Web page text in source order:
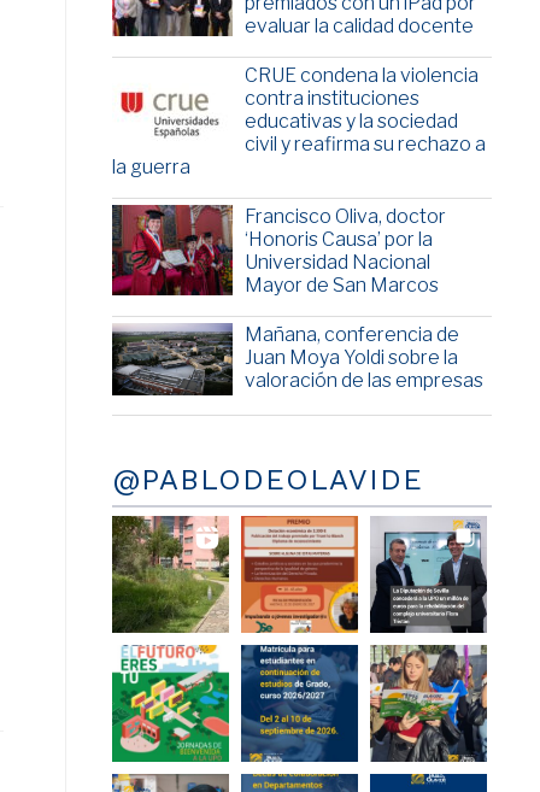
evaluar la calidad docente
CRUE condena la violencia
contra instituciones
educativas y la sociedad
civil y reafirma su rechazo a
la guerra
Francisco Oliva, doctor
‘Honoris Causa’ por la
Universidad Nacional
Mayor de San Marcos
Mañana, conferencia de
Juan Moya Yoldi sobre la
valoración de las empresas
@PABLODEOLAVIDE